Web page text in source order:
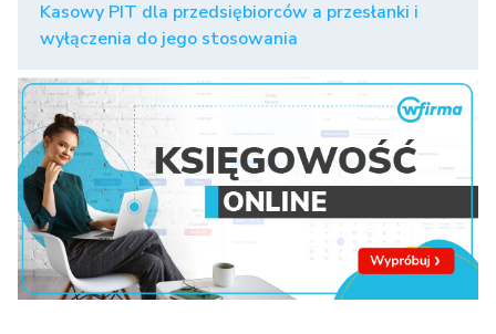
Kasowy PIT dla przedsiębiorców a przesłanki i
wyłączenia do jego stosowania